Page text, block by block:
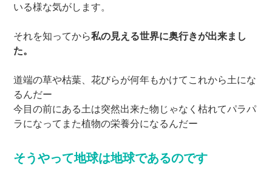
いる様な気がします。
それを知ってから私の見える世界に奥行きが出来まし
た。
道端の草や枯葉、花びらが何年もかけてこれから土にな
るんだー
今目の前にある土は突然出来た物じゃなく枯れてパラパ
ラになってまた植物の栄養分になるんだー
そうやって地球は地球であるのです